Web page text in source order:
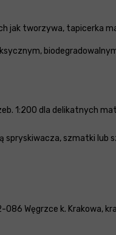
jak tworzywa, tapicerka
1:200 dla delikatnych
spryskiwacza, szmatki lub
Węgrzce k. Krakowa,